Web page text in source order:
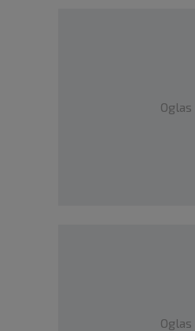
Oglas
Oglas